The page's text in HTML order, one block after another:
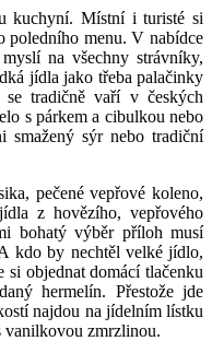
kuchyní. Místní i turisté si
poledního menu. V nabídce
na všechny strávníky,
jídla jako třeba palačinky
tradičně vaří v českých
s párkem a cibulkou nebo
smažený sýr nebo tradiční
pečené vepřové koleno,
z hovězího, vepřového
bohatý výběr příloh musí
kdo by nechtěl velké jídlo,
objednat domácí tlačenku
hermelín. Přestože jde
najdou na jídelním lístku
vanilkovou zmrzlinou.